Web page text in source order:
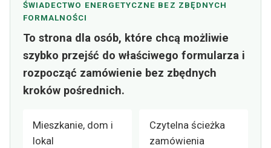
ŚWIADECTWO ENERGETYCZNE BEZ ZBĘDNYCH
FORMALNOŚCI
To strona dla osób, które chcą możliwie
szybko przejść do właściwego formularza i
rozpocząć zamówienie bez zbędnych
kroków pośrednich.
Mieszkanie, dom i
lokal
Czytelna ścieżka
zamówienia